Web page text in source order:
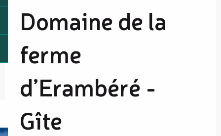
Domaine de la
ferme
d’Erambéré -
Gîte